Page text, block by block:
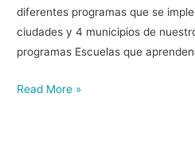
diferentes programas que se
ciudades y 4 municipios de
programas Escuelas que
Read More »